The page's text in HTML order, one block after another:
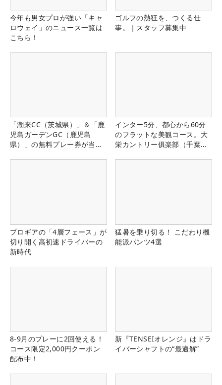
今年も男女プロが強い「キャ
ロウェイ」のニュース一覧は
こちら！
ゴルフの熱狂を、つくる仕
事。｜スタッフ募集中
「潮来CC（茨城県）」＆「鹿
児島ガーデンGC（鹿児島
県）」の無料プレー券が当た
インター5分、都心から60分
のフラットな美観コース。大
栄カントリー俱楽部（千葉
プロギアの「4層フェース」が
切り開く高初速ドライバーの
新時代
猛暑を乗り切る！ こだわり機
能派パンツ4選
8-9月のプレーに2回使える！
コース限定2,000円クーポン
配布中！
新『TENSEIオレンジ』はドラ
イバーシャフトの“最適解”